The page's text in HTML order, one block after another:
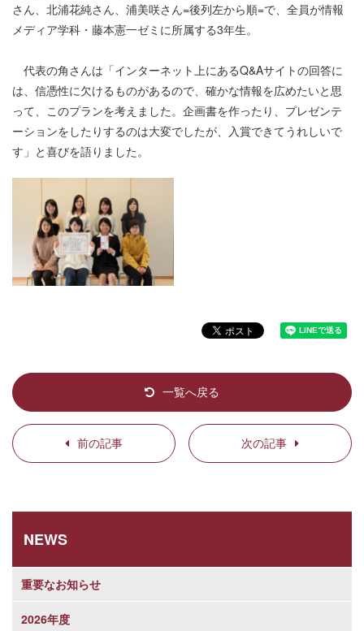
さん、北浦花純さん、浦美咲さん=後列左から順=で、全員が情報
メディア学科・藤本憲一ゼミに所属する3年生。
代表の角さんは「インターネット上にあるQ&Aサイトの回答に
は、信憑性に欠けるものがあるので、確かな情報を広めたいと思
って、このプランを考えました。企画書を作ったり、プレゼンテ
ーションをしたりするのは大変でしたが、入賞できてうれしいで
す」と喜びを語りました。
前の記事
一覧へ戻る
次の記事
NEWS
重要なお知らせ
2026年度